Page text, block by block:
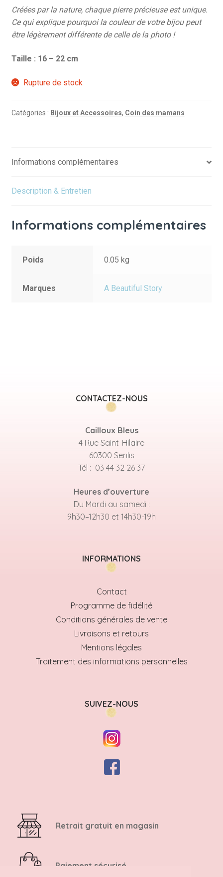
Créées par la nature, chaque pierre précieuse est unique.
Ce qui explique pourquoi la couleur de votre bijou peut
être légèrement différente de celle de la photo !
Taille : 16 – 22 cm
Rupture de stock
Catégories : Bijoux et Accessoires, Coin des mamans
Informations complémentaires
Description & Entretien
Informations complémentaires
Poids 0.05 kg
Marques A Beautiful Story
CONTACTEZ-NOUS
Cailloux Bleus
4 Rue Saint-Hilaire
60300 Senlis
Tél : 03 44 32 26 37
Heures d’ouverture
Du Mardi au samedi :
9h30–12h30 et 14h30-19h
INFORMATIONS
Contact
Programme de fidélité
Conditions générales de vente
Livraisons et retours
Mentions légales
Traitement des informations personnelles
SUIVEZ-NOUS
Retrait gratuit en magasin
Paiement sécurisé